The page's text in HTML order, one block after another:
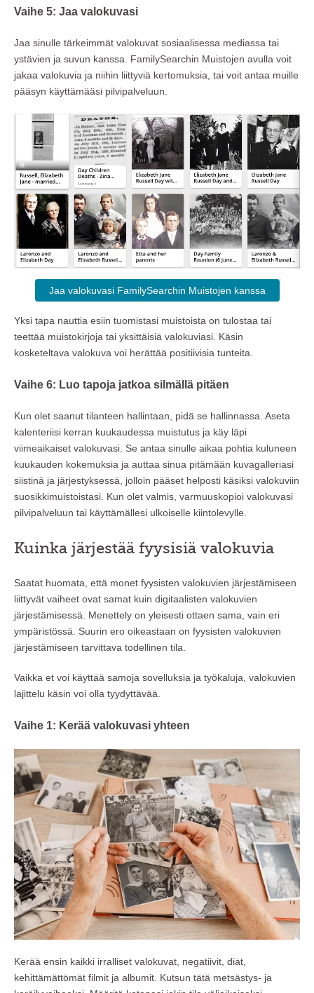
Vaihe 5: Jaa valokuvasi
Jaa sinulle tärkeimmät valokuvat sosiaalisessa mediassa tai
ystävien ja suvun kanssa. FamilySearchin Muistojen avulla voit
jakaa valokuvia ja niihin liittyviä kertomuksia, tai voit antaa muille
pääsyn käyttämääsi pilvipalveluun.
Jaa valokuvasi FamilySearchin Muistojen kanssa
Yksi tapa nauttia esiin tuomistasi muistoista on tulostaa tai
teettää muistokirjoja tai yksittäisiä valokuviasi. Käsin
kosketeltava valokuva voi herättää positiivisia tunteita.
Vaihe 6: Luo tapoja jatkoa silmällä pitäen
Kun olet saanut tilanteen hallintaan, pidä se hallinnassa. Aseta
kalenteriisi kerran kuukaudessa muistutus ja käy läpi
viimeaikaiset valokuvasi. Se antaa sinulle aikaa pohtia kuluneen
kuukauden kokemuksia ja auttaa sinua pitämään kuvagalleriasi
siistinä ja järjestyksessä, jolloin pääset helposti käsiksi valokuviin
suosikkimuistoistasi. Kun olet valmis, varmuuskopioi valokuvasi
pilvipalveluun tai käyttämällesi ulkoiselle kiintolevylle.
Kuinka järjestää fyysisiä valokuvia
Saatat huomata, että monet fyysisten valokuvien järjestämiseen
liittyvät vaiheet ovat samat kuin digitaalisten valokuvien
järjestämisessä. Menettely on yleisesti ottaen sama, vain eri
ympäristössä. Suurin ero oikeastaan on fyysisten valokuvien
järjestämiseen tarvittava todellinen tila.
Vaikka et voi käyttää samoja sovelluksia ja työkaluja, valokuvien
lajittelu käsin voi olla tyydyttävää.
Vaihe 1: Kerää valokuvasi yhteen
Kerää ensin kaikki irralliset valokuvat, negatiivit, diat,
kehittämättömät filmit ja albumit. Kutsun tätä metsästys- ja